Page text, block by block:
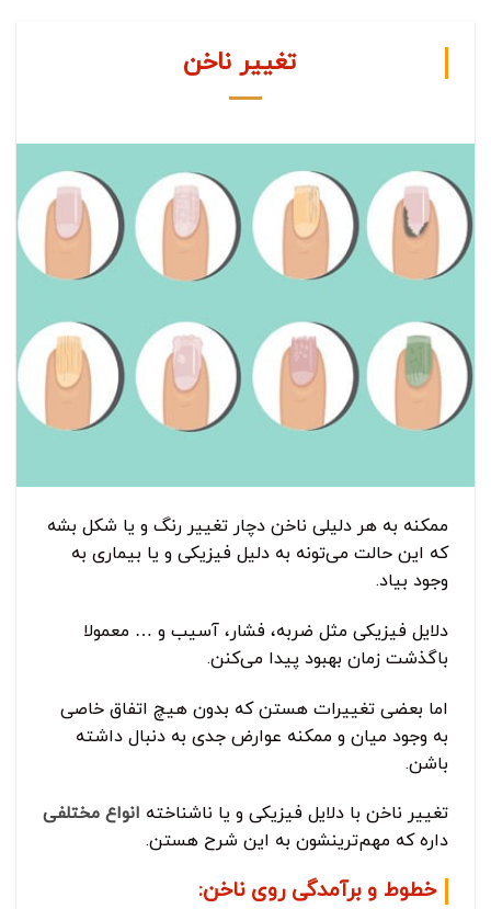
تغییر ناخن
ممکنه به هر دلیلی ناخن دچار تغییر رنگ و یا شکل بشه
که این حالت می‌تونه به دلیل فیزیکی و یا بیماری به
وجود بیاد.
دلایل فیزیکی مثل ضربه، فشار، آسیب و … معمولا
باگذشت زمان بهبود پیدا می‌کنن.
اما بعضی تغییرات هستن که بدون هیچ اتفاق خاصی
به وجود میان و ممکنه عوارض جدی به دنبال داشته
باشن.
تغییر ناخن با دلایل فیزیکی و یا ناشناخته انواع مختلفی
داره که مهم‌ترینشون به این شرح هستن.
خطوط و برآمدگی روی ناخن: